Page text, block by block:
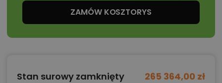
ZAMÓW KOSZTORYS
Stan surowy zamknięty 265 364,00 zł